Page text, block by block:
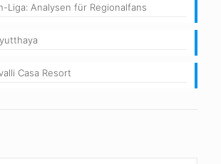
Liga: Analysen für Regionalfans
Casa Resort